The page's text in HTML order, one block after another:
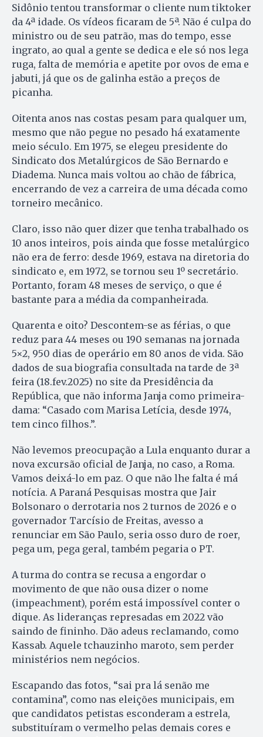
Sidônio tentou transformar o cliente num tiktoker
da 4ª idade. Os vídeos ficaram de 5ª. Não é culpa do
ministro ou de seu patrão, mas do tempo, esse
ingrato, ao qual a gente se dedica e ele só nos lega
ruga, falta de memória e apetite por ovos de ema e
jabuti, já que os de galinha estão a preços de
picanha.
Oitenta anos nas costas pesam para qualquer um,
mesmo que não pegue no pesado há exatamente
meio século. Em 1975, se elegeu presidente do
Sindicato dos Metalúrgicos de São Bernardo e
Diadema. Nunca mais voltou ao chão de fábrica,
encerrando de vez a carreira de uma década como
torneiro mecânico.
Claro, isso não quer dizer que tenha trabalhado os
10 anos inteiros, pois ainda que fosse metalúrgico
não era de ferro: desde 1969, estava na diretoria do
sindicato e, em 1972, se tornou seu 1º secretário.
Portanto, foram 48 meses de serviço, o que é
bastante para a média da companheirada.
Quarenta e oito? Descontem-se as férias, o que
reduz para 44 meses ou 190 semanas na jornada
5×2, 950 dias de operário em 80 anos de vida. São
dados de sua biografia consultada na tarde de 3ª
feira (18.fev.2025) no site da Presidência da
República, que não informa Janja como primeira-
dama: “Casado com Marisa Letícia, desde 1974,
tem cinco filhos.”.
Não levemos preocupação a Lula enquanto durar a
nova excursão oficial de Janja, no caso, a Roma.
Vamos deixá-lo em paz. O que não lhe falta é má
notícia. A Paraná Pesquisas mostra que Jair
Bolsonaro o derrotaria nos 2 turnos de 2026 e o
governador Tarcísio de Freitas, avesso a
renunciar em São Paulo, seria osso duro de roer,
pega um, pega geral, também pegaria o PT.
A turma do contra se recusa a engordar o
movimento de que não ousa dizer o nome
(impeachment), porém está impossível conter o
dique. As lideranças represadas em 2022 vão
saindo de fininho. Dão adeus reclamando, como
Kassab. Aquele tchauzinho maroto, sem perder
ministérios nem negócios.
Escapando das fotos, “sai pra lá senão me
contamina”, como nas eleições municipais, em
que candidatos petistas esconderam a estrela,
substituíram o vermelho pelas demais cores e